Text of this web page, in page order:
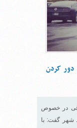
کردن
در خصوص
شهر گفت: با